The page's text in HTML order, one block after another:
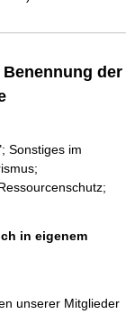
der
Sonstiges im
in eigenem
unserer Mitglieder